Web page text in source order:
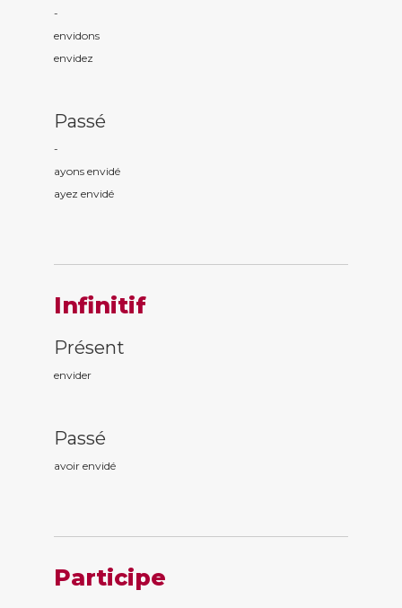
-
envidons
envidez
Passé
-
ayons envidé
ayez envidé
Infinitif
Présent
envider
Passé
avoir envidé
Participe